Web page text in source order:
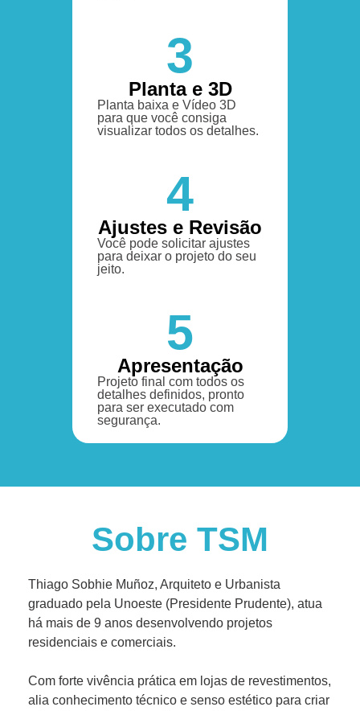
3
Planta e 3D
Planta baixa e Vídeo 3D
para que você consiga
visualizar todos os detalhes.
4
Ajustes e Revisão
Você pode solicitar ajustes
para deixar o projeto do seu
jeito.
5
Apresentação
Projeto final com todos os
detalhes definidos, pronto
para ser executado com
segurança.
Sobre TSM
Thiago Sobhie Muñoz, Arquiteto e Urbanista
graduado pela Unoeste (Presidente Prudente), atua
há mais de 9 anos desenvolvendo projetos
residenciais e comerciais.
Com forte vivência prática em lojas de revestimentos,
alia conhecimento técnico e senso estético para criar